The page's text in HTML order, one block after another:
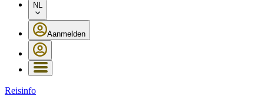
NL
Aanmelden
Reisinfo